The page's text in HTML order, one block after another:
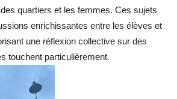
quartiers et les femmes. Ces sujets
enrichissantes entre les élèves et
une réflexion collective sur des
touchent particulièrement.